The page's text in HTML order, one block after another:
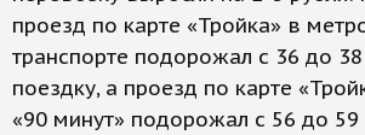
проезд по карте «Тройка» в
транспорте подорожал с 36 до
поездку, а проезд по карте
«90 минут» подорожал с 56 до 59